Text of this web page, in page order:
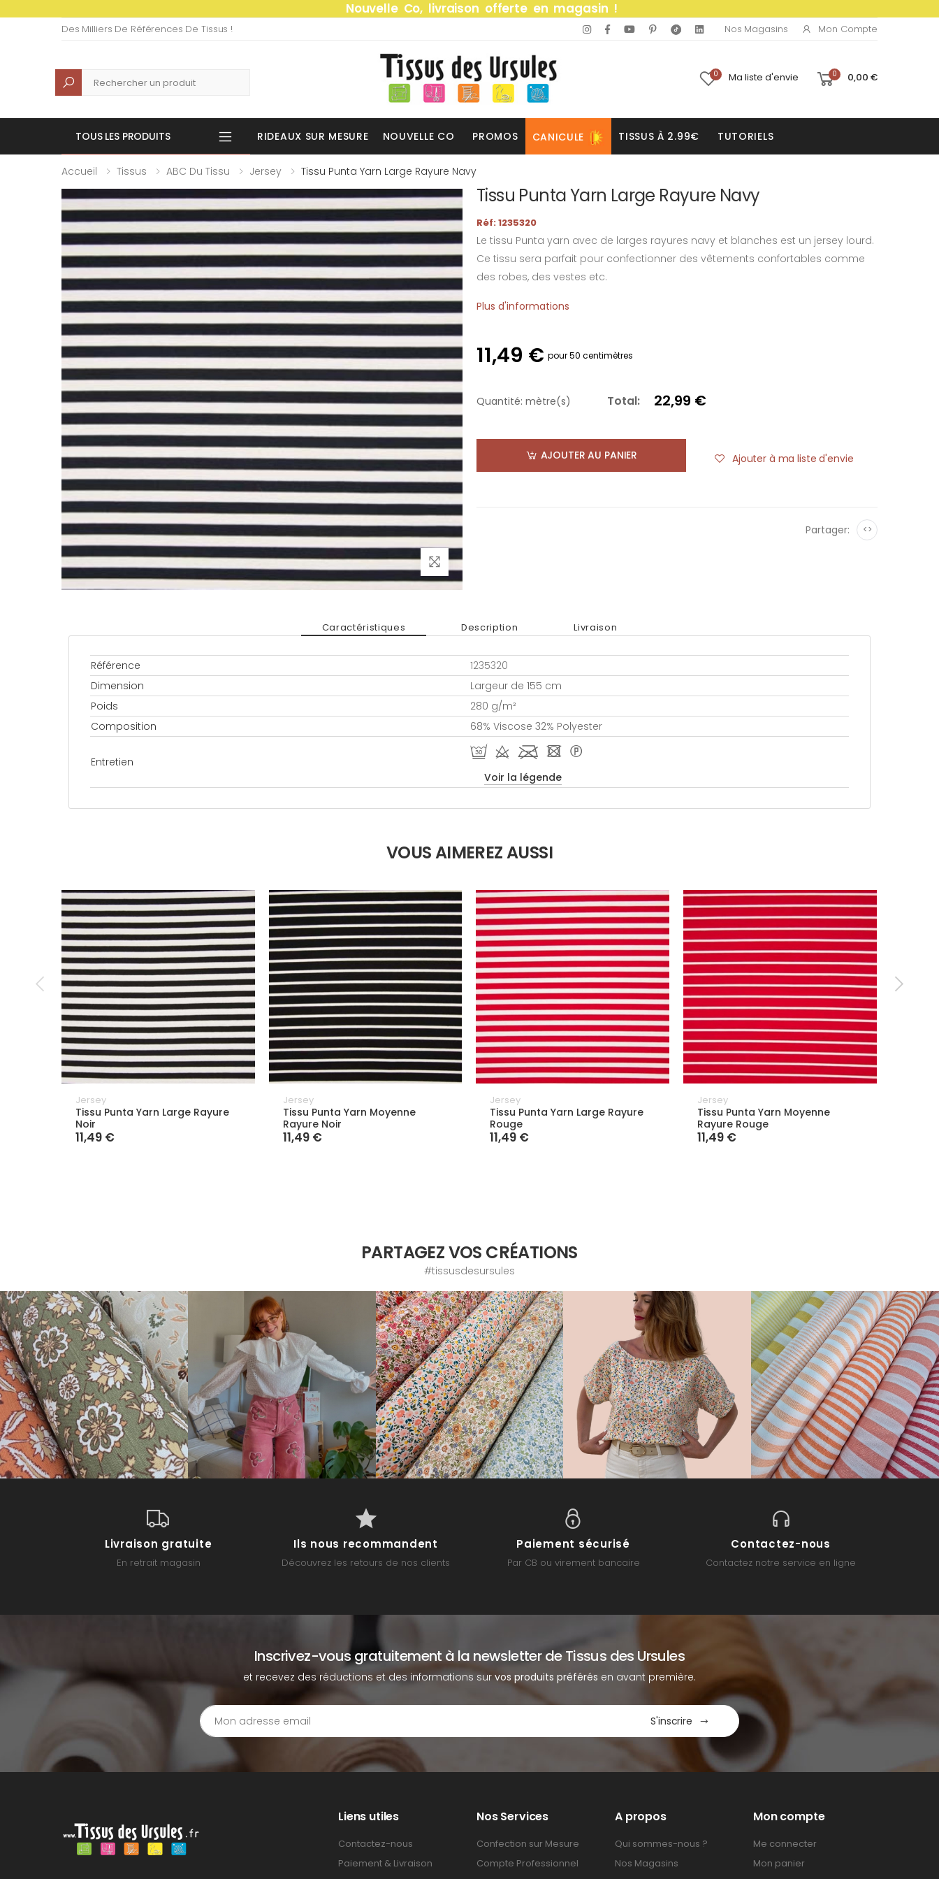
Nouvelle Co, livraison offerte en magasin !
Des Milliers De Références De Tissus ! Nos Magasins Mon Compte
Recherche 0 Ma liste d'envie 0 0,00 €
TOUS LES PRODUITS RIDEAUX SUR MESURE NOUVELLE CO PROMOS CANICULE TISSUS À 2.99€ TUTORIELS
Accueil Tissus ABC Du Tissu Jersey Tissu Punta Yarn Large Rayure Navy
Tissu Punta Yarn Large Rayure Navy
Réf: 1235320
Le tissu Punta yarn avec de larges rayures navy et blanches est un jersey lourd.
Ce tissu sera parfait pour confectionner des vêtements confortables comme
des robes, des vestes etc.
Plus d'informations
11,49 € pour 50 centimètres
Quantité: mètre(s) Total: 22,99 €
AJOUTER AU PANIER Ajouter à ma liste d'envie
Partager: <>
Caractéristiques Description Livraison
Référence
1235320
Dimension
Largeur de 155 cm
Poids
280 g/m²
Composition
68% Viscose 32% Polyester
Entretien
R d l - *
Voir la légende
VOUS AIMEREZ AUSSI
Jersey
Tissu Punta Yarn Large Rayure
Noir
11,49 €
Jersey
Tissu Punta Yarn Moyenne
Rayure Noir
11,49 €
Jersey
Tissu Punta Yarn Large Rayure
Rouge
11,49 €
Jersey
Tissu Punta Yarn Moyenne
Rayure Rouge
11,49 €
PARTAGEZ VOS CRÉATIONS
#tissusdesursules
Livraison gratuite
En retrait magasin
Ils nous recommandent
Découvrez les retours de nos clients
Paiement sécurisé
Par CB ou virement bancaire
Contactez-nous
Contactez notre service en ligne
Inscrivez-vous gratuitement à la newsletter de Tissus des Ursules
et recevez des réductions et des informations survos produits préférés en avant première.
S'inscrire
Liens utiles
Contactez-nous
Paiement & Livraison
Nos Services
Confection sur Mesure
Compte Professionnel
A propos
Qui sommes-nous ?
Nos Magasins
Mon compte
Me connecter
Mon panier